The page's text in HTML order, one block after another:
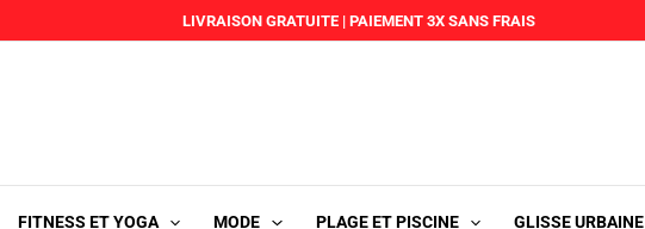
LIVRAISON GRATUITE | PAIEMENT 3X SANS FRAIS
FITNESS ET YOGA MODE PLAGE ET PISCINE GLISSE URBAINE